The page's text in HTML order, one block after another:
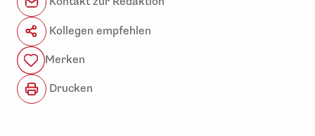
Kollegen empfehlen
Merken
Drucken